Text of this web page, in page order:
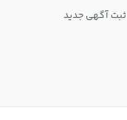
ثبت آگهی جدید